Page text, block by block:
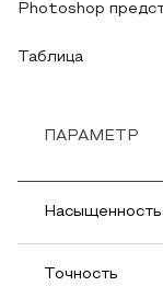
Photoshop
Таблица
ПАРАМЕТР
Насыщенность
Точность